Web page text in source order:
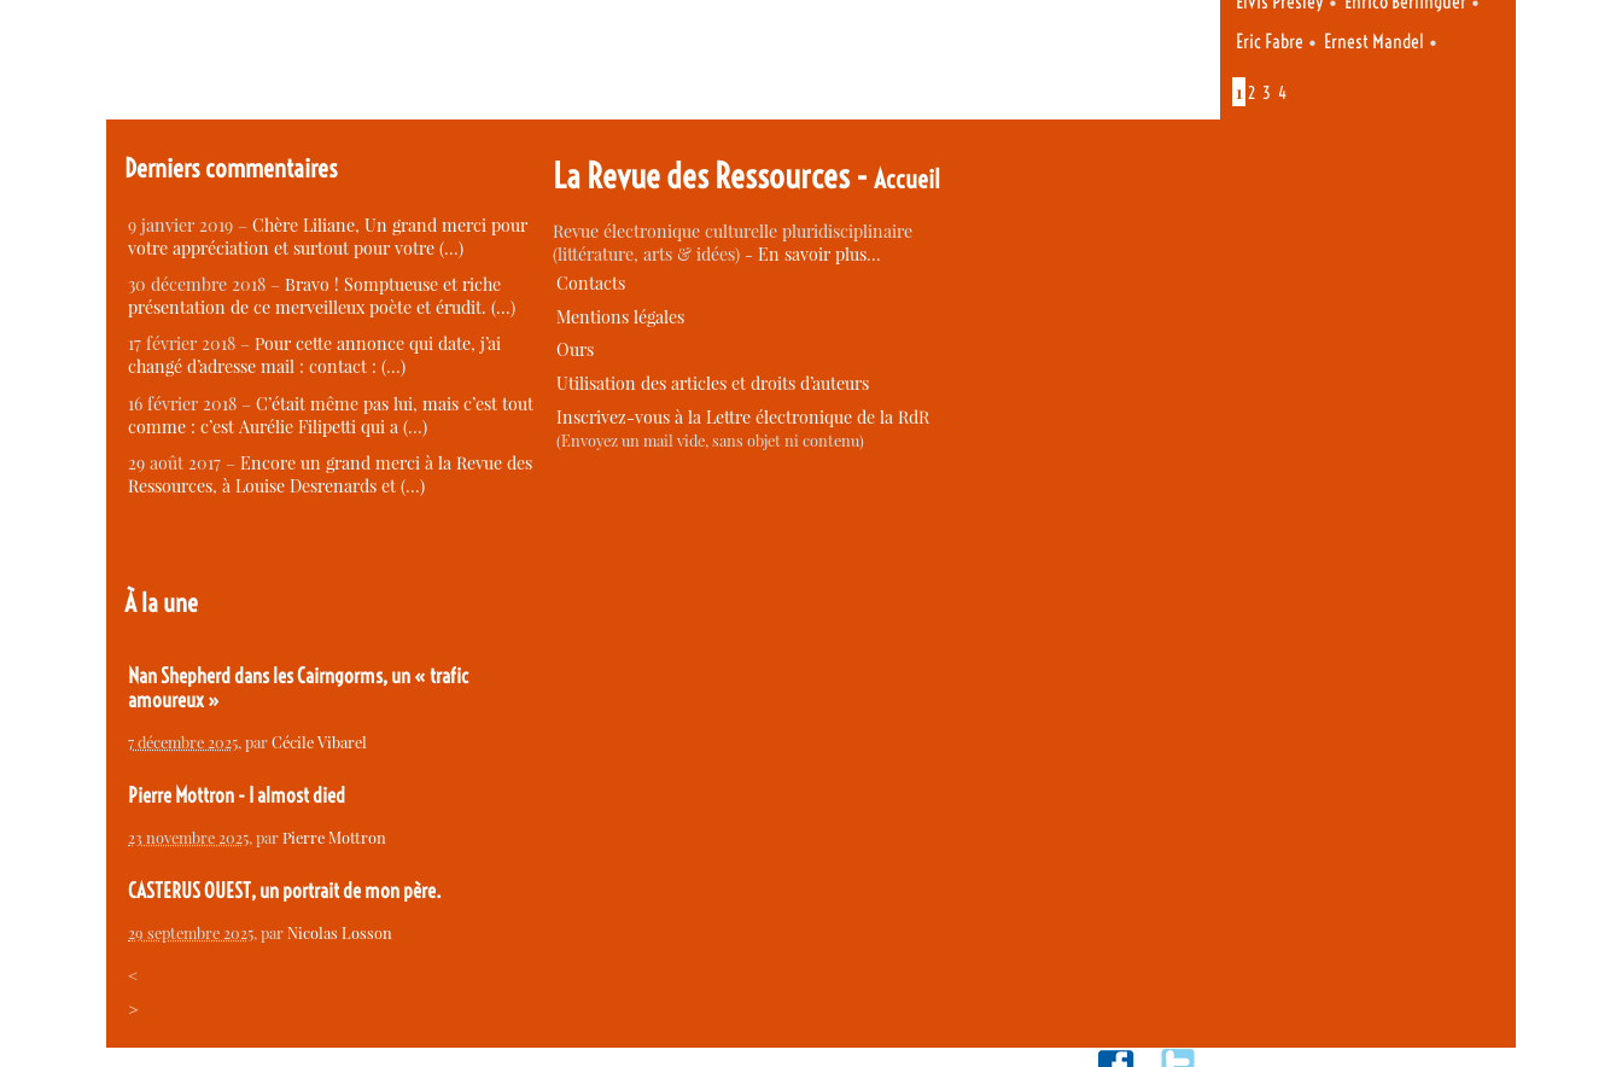
Eric Fabre • Ernest Mandel •
1 2 3 4
Derniers commentaires
9 janvier 2019 – Chère Liliane, Un grand merci pour
votre appréciation et surtout pour votre (…)
30 décembre 2018 – Bravo ! Somptueuse et riche
présentation de ce merveilleux poète et érudit. (…)
17 février 2018 – Pour cette annonce qui date, j’ai
changé d’adresse mail : contact : (…)
16 février 2018 – C’était même pas lui, mais c’est tout
comme : c’est Aurélie Filipetti qui a (…)
29 août 2017 – Encore un grand merci à la Revue des
Ressources, à Louise Desrenards et (…)
À la une
Nan Shepherd dans les Cairngorms, un « trafic
amoureux »
7 décembre 2025, parCécile Vibarel
Pierre Mottron - I almost died
23 novembre 2025, parPierre Mottron
CASTERUS OUEST, un portrait de mon père.
29 septembre 2025, parNicolas Losson
<
>
La Revue des Ressources -Accueil
Revue électronique culturelle pluridisciplinaire
(littérature, arts & idées) -En savoir plus…
Contacts
Mentions légales
Ours
Utilisation des articles et droits d’auteurs
Inscrivez-vous à la Lettre électronique de la RdR
(Envoyez un mail vide, sans objet ni contenu)